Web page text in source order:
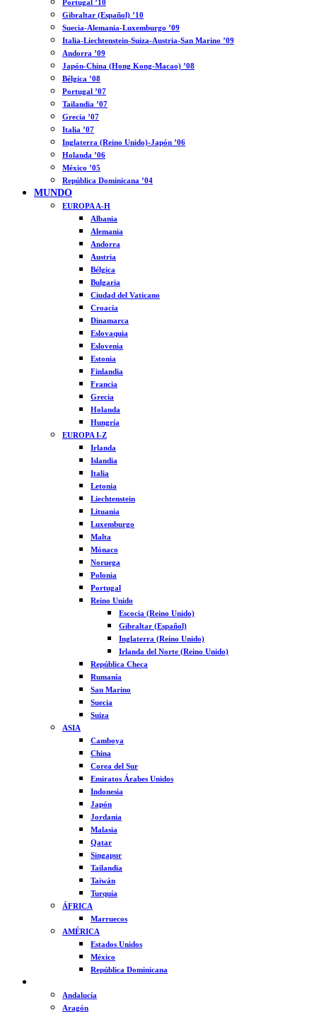
Portugal ’10
Gibraltar (Español) ’10
Suecia-Alemania-Luxemburgo ’09
Italia-Liechtenstein-Suiza-Austria-San Marino ’09
Andorra ’09
Japón-China (Hong Kong-Macao) ’08
Bélgica ’08
Portugal ’07
Tailandia ’07
Grecia ’07
Italia ’07
Inglaterra (Reino Unido)-Japón ’06
Holanda ’06
México ’05
República Dominicana ’04
MUNDO
EUROPA A-H
Albania
Alemania
Andorra
Austria
Bélgica
Bulgaria
Ciudad del Vaticano
Croacia
Dinamarca
Eslovaquia
Eslovenia
Estonia
Finlandia
Francia
Grecia
Holanda
Hungría
EUROPA I-Z
Irlanda
Islandia
Italia
Letonia
Liechtenstein
Lituania
Luxemburgo
Malta
Mónaco
Noruega
Polonia
Portugal
Reino Unido
Escocia (Reino Unido)
Gibraltar (Español)
Inglaterra (Reino Unido)
Irlanda del Norte (Reino Unido)
República Checa
Rumanía
San Marino
Suecia
Suiza
ASIA
Camboya
China
Corea del Sur
Emiratos Árabes Unidos
Indonesia
Japón
Jordania
Malasia
Qatar
Singapur
Tailandia
Taiwán
Turquía
ÁFRICA
Marruecos
AMÉRICA
Estados Unidos
México
República Dominicana
Andalucía
Aragón